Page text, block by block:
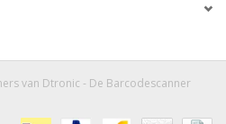
van Dtronic - De Barcodescanner